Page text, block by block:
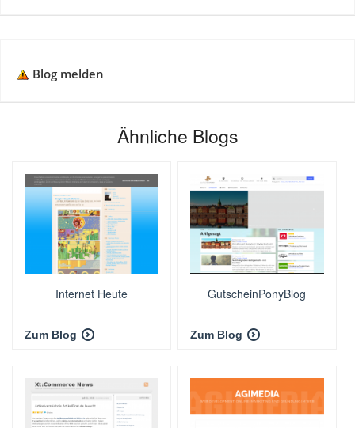
Blog melden
Ähnliche Blogs
Internet Heute
Zum Blog
GutscheinPonyBlog
Zum Blog